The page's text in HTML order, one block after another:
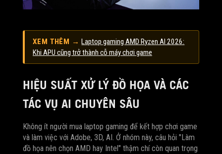
XEM THÊM →Laptop gaming AMD Ryzen AI 2026:
Khi APU cũng trở thành cỗ máy chơi game
HIỆU SUẤT XỬ LÝ ĐỒ HỌA VÀ CÁC
TÁC VỤ AI CHUYÊN SÂU
Không ít người mua laptop gaming để kết hợp chơi game
và làm việc với Adobe, 3D, AI. Ở nhóm này, câu hỏi "Làm
đồ họa nên chọn AMD hay Intel" thậm chí còn quan trọng